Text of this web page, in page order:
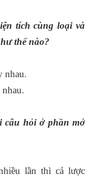
tích cùng loại và
thế nào?
nhau.
câu hỏi ở phần mở
lần thì cả lược